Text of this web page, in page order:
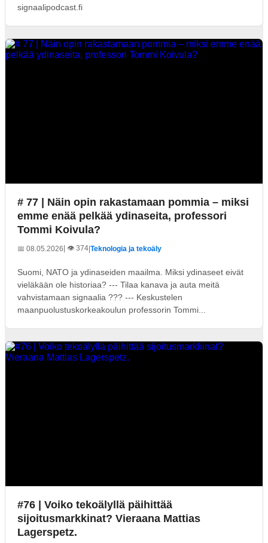
signaalipodcast.fi
# 77 | Näin opin rakastamaan pommia – miksi
emme enää pelkää ydinaseita, professori
Tommi Koivula?
📅 08.05.2026| 👁️ 374 Teknologia ja tekoäly
Suomi, NATO ja ydinaseiden maailma. Miksi ydinaseet eivät
vieläkään ole historiaa? --- Tilaa kanava ja auta meitä
vahvistamaan signaalia ??? --- Keskustelen
maanpuolustuskorkeakoulun professorin Tommi...
#76 | Voiko tekoälyllä päihittää
sijoitusmarkkinat? Vieraana Mattias
Lagerspetz.